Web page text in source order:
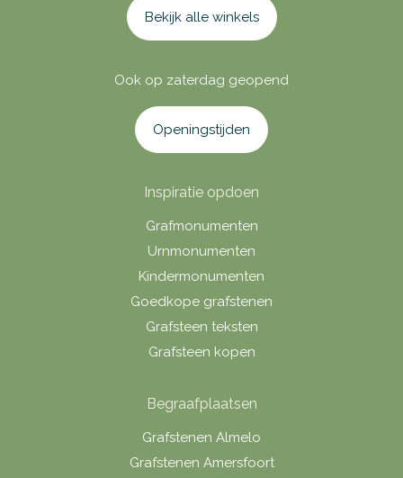
Bekijk alle winkels
Ook op zaterdag geopend
Openingstijden
Inspiratie opdoen
Grafmonumenten
Urnmonumenten
Kindermonumenten
Goedkope grafstenen
Grafsteen teksten
Grafsteen kopen
Begraafplaatsen
Grafstenen Almelo
Grafstenen Amersfoort